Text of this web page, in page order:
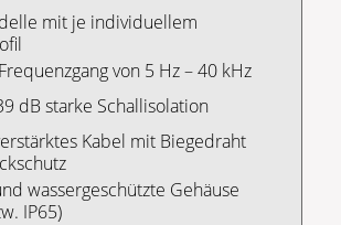
mit je individuellem
von 5 Hz – 40 kHz
dB starke Schallisolation
Kabel mit Biegedraht
wassergeschützte Gehäuse
IP65)